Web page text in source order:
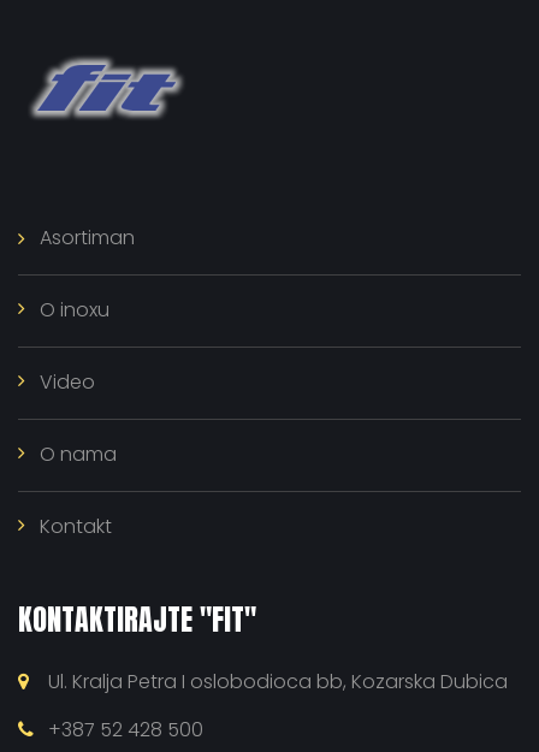
Asortiman
O inoxu
Video
O nama
Kontakt
KONTAKTIRAJTE "FIT"
Ul. Kralja Petra I oslobodioca bb, Kozarska Dubica
+387 52 428 500